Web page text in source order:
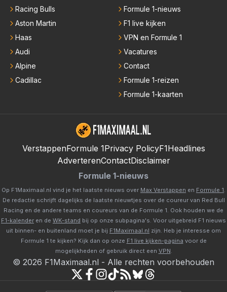
Racing Bulls
Aston Martin
Haas
Audi
Alpine
Cadillac
Formule 1-nieuws
F1 live kijken
VPN en Formule 1
Vacatures
Contact
Formule 1-reizen
Formule 1-kaarten
VerstappenFormule 1Privacy PolicyF1Headlines
AdverterenContactDisclaimer
Formule 1-nieuws
Op F1Maximaal.nl vind je het laatste nieuws over Max Verstappen en Formule 1.
De redactie schrijft dagelijks de laatste nieuwtjes over de coureur van Red Bull
Racing en de andere teams en coureurs van de Formule 1. Ook houden we de
F1-kalender en de WK-stand bij op onze subpagina's. Voor uitgebreid F1 nieuws
uit binnen- en buitenland moet je bij F1Maximaal.nl zijn. Heb je interesse om
Formule 1 te kijken? Kijk dan op onze F1 live kijken-pagina voor de
mogelijkheden of gebruik direct een VPN.
© 2026 F1Maximaal.nl - Alle rechten voorbehouden